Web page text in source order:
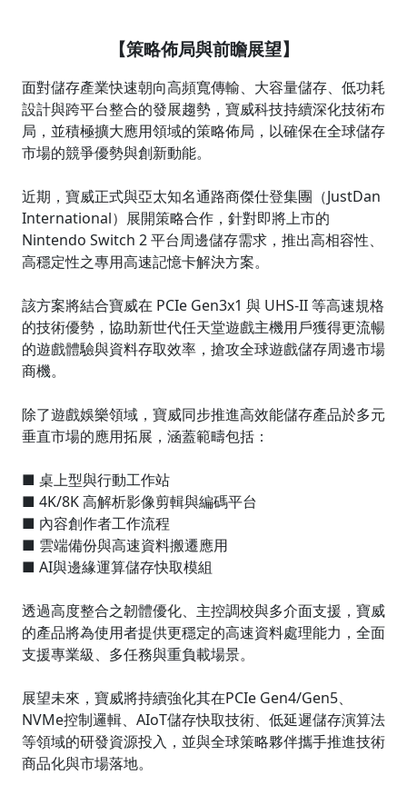
【策略佈局與前瞻展望】
面對儲存產業快速朝向高頻寬傳輸、大容量儲存、低功耗
設計與跨平台整合的發展趨勢，寶威科技持續深化技術布
局，並積極擴大應用領域的策略佈局，以確保在全球儲存
市場的競爭優勢與創新動能。
近期，寶威正式與亞太知名通路商傑仕登集團（JustDan
International）展開策略合作，針對即將上市的
Nintendo Switch 2 平台周邊儲存需求，推出高相容性、
高穩定性之專用高速記憶卡解決方案。
該方案將結合寶威在 PCIe Gen3x1 與 UHS-II 等高速規格
的技術優勢，協助新世代任天堂遊戲主機用戶獲得更流暢
的遊戲體驗與資料存取效率，搶攻全球遊戲儲存周邊市場
商機。
除了遊戲娛樂領域，寶威同步推進高效能儲存產品於多元
垂直市場的應用拓展，涵蓋範疇包括：
■ 桌上型與行動工作站
■ 4K/8K 高解析影像剪輯與編碼平台
■ 內容創作者工作流程
■ 雲端備份與高速資料搬遷應用
■ AI與邊緣運算儲存快取模組
透過高度整合之韌體優化、主控調校與多介面支援，寶威
的產品將為使用者提供更穩定的高速資料處理能力，全面
支援專業級、多任務與重負載場景。
展望未來，寶威將持續強化其在PCIe Gen4/Gen5、
NVMe控制邏輯、AIoT儲存快取技術、低延遲儲存演算法
等領域的研發資源投入，並與全球策略夥伴攜手推進技術
商品化與市場落地。